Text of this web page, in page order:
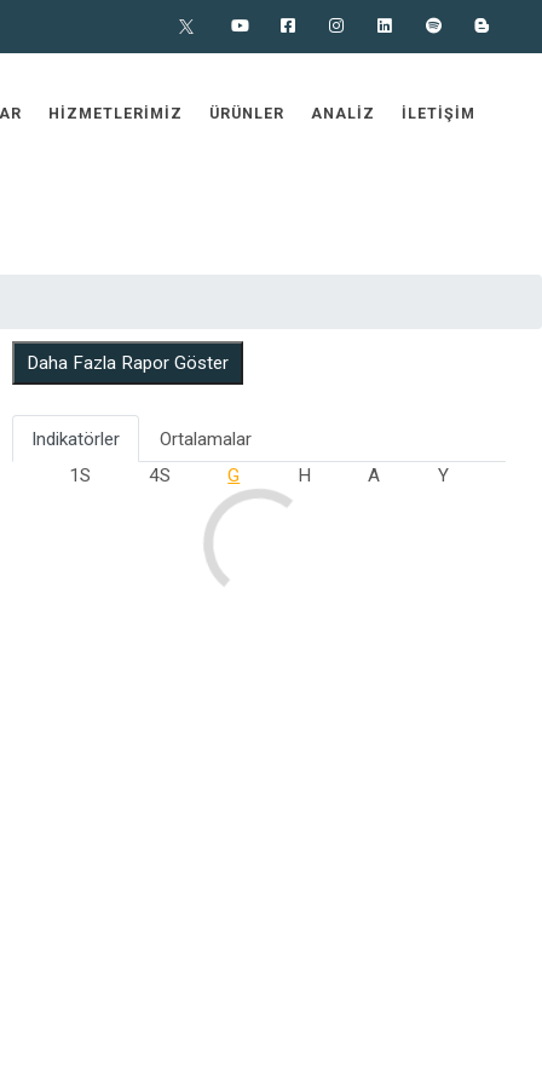
X Youtube FacebookInstagramLinkedinSpotify
HIZMETLERIMIZ ÜRÜNLER ANALIZ İLETIŞIM
Daha Fazla Rapor Göster
Indikatörler
Ortalamalar
1S
4S G H A Y